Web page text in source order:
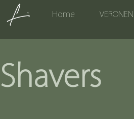
Home
Shavers